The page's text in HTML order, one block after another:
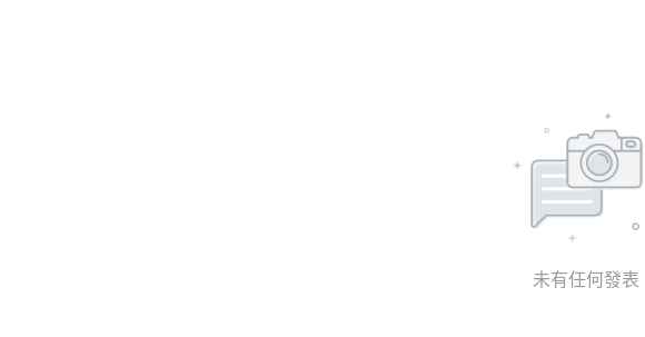
未有任何發表